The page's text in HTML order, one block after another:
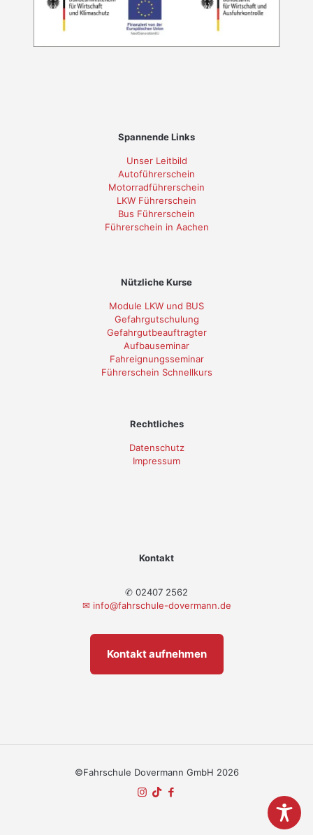
Spannende Links
Unser Leitbild
Autoführerschein
Motorradführerschein
LKW Führerschein
Bus Führerschein
Führerschein in Aachen
Nützliche Kurse
Module LKW und BUS
Gefahrgutschulung
Gefahrgutbeauftragter
Aufbauseminar
Fahreignungsseminar
Führerschein Schnellkurs
Rechtliches
Datenschutz
Impressum
Kontakt
✆ 02407 2562
✉ info@fahrschule-dovermann.de
Kontakt aufnehmen
©Fahrschule Dovermann GmbH 2026